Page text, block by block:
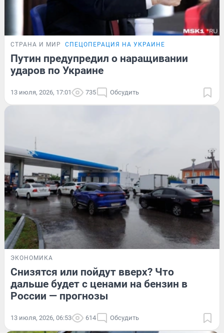
СТРАНА И МИР СПЕЦОПЕРАЦИЯ НА УКРАИНЕ
Путин предупредил о наращивании
ударов по Украине
13 июля, 2026, 17:01 735 Обсудить
ЭКОНОМИКА
Снизятся или пойдут вверх? Что
дальше будет с ценами на бензин в
России — прогнозы
13 июля, 2026, 06:53 614 Обсудить